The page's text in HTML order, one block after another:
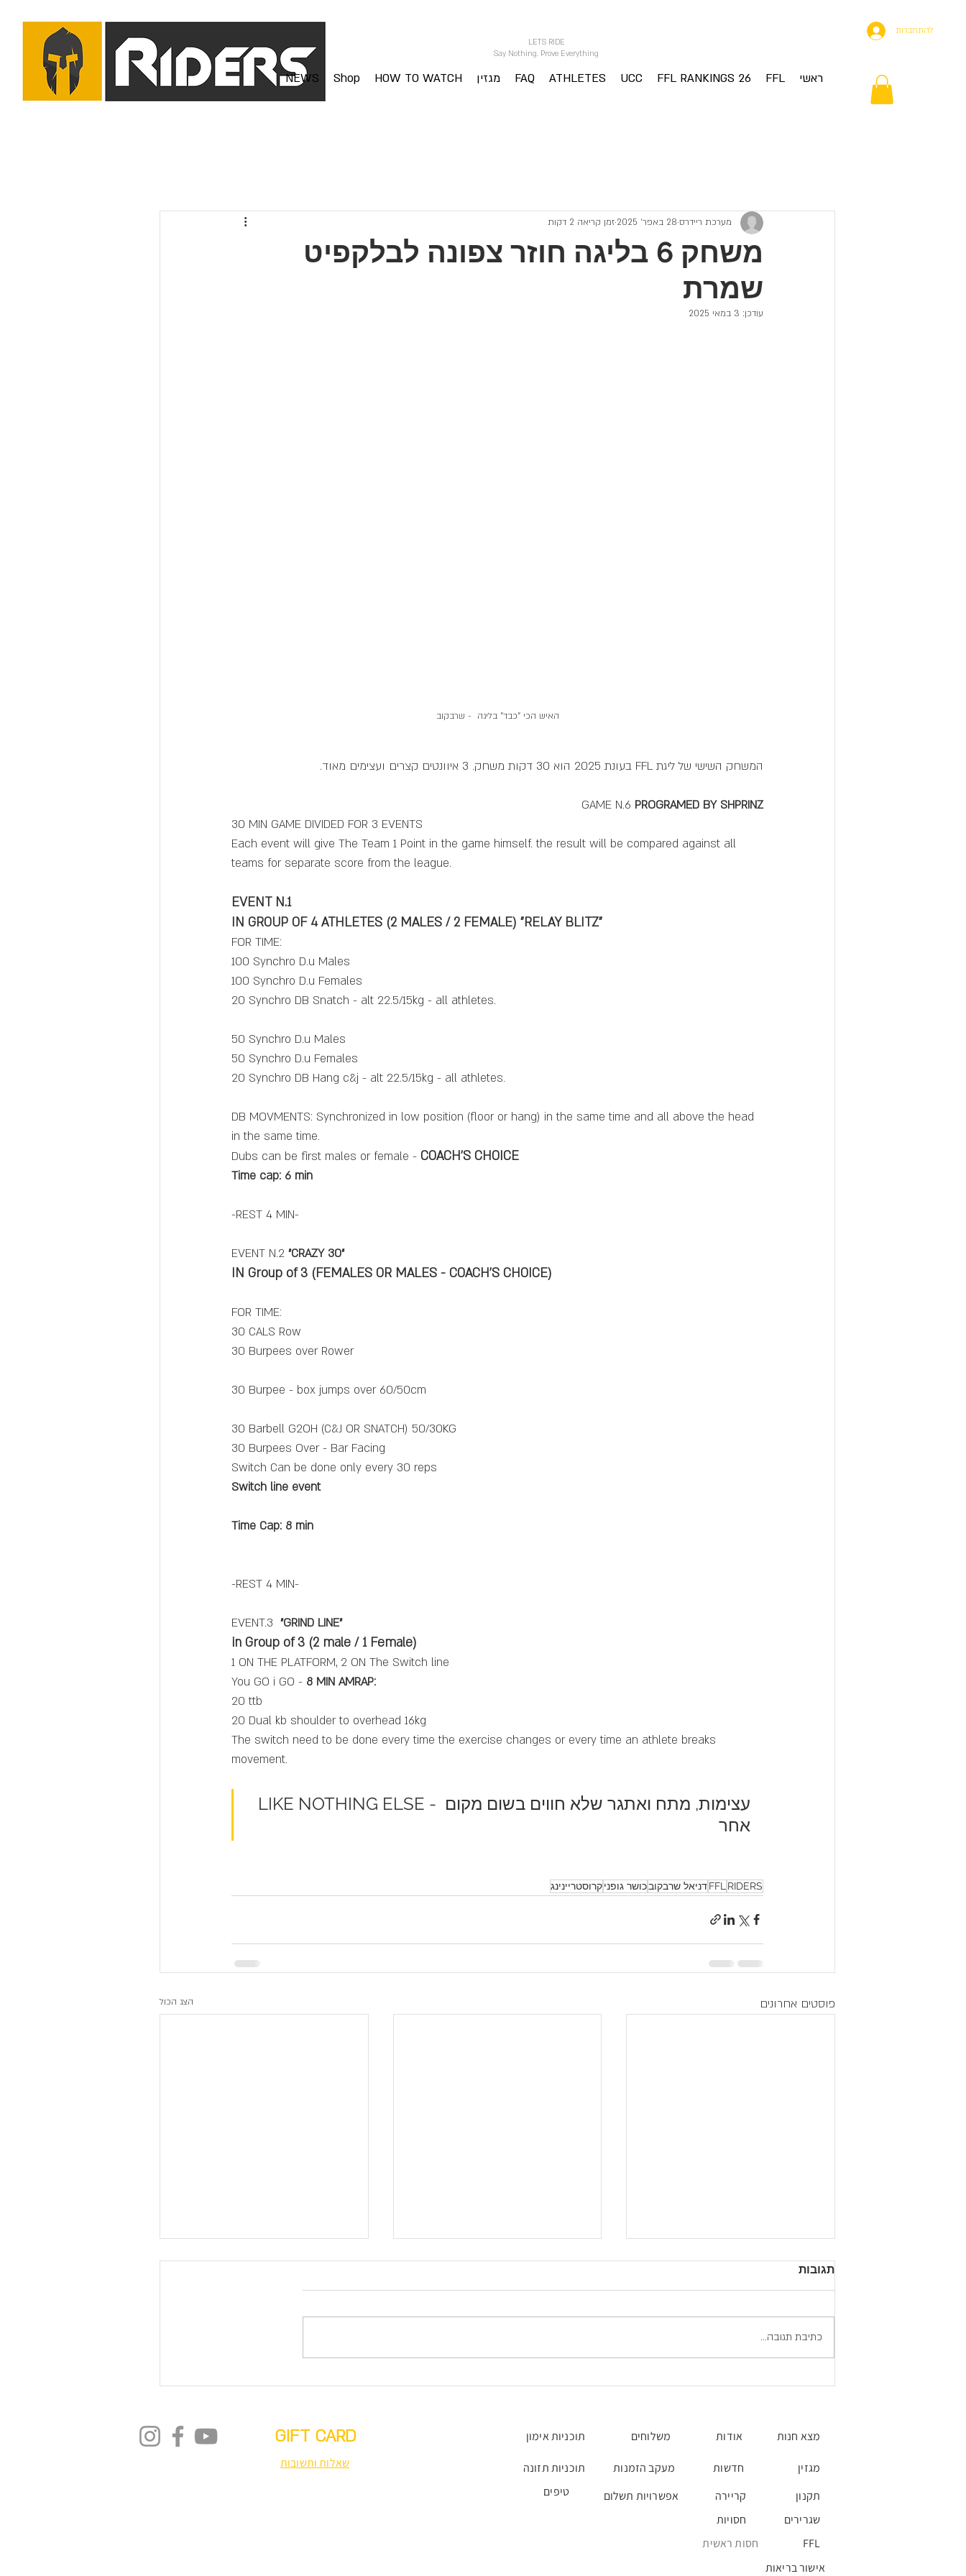
ראשי FFL
FFL RANKINGS 26
UCC
ATHLETES
FAQ מגזין HOW TO WATCH
Shop
NEWS
LETS RIDE
Say Nothing. Prove Everything
להתחברות
משחק 6 בליגה חוזר צפונה לבלקפיט
שמרת
מערכת ריידרס 28 באפר׳ 2025 זמן קריאה 2 דקות
עודכן: 3 במאי 2025
האיש הכי "כבד" בליגה  - שרבקוב
המשחק השישי של ליגת FFL בעונת 2025 הוא 30 דקות משחק. 3 איוונטים קצרים ועצימים מאוד.
GAME N.6 PROGRAMED BY SHPRINZ
30 MIN GAME DIVIDED FOR 3 EVENTS
Each event will give The Team 1 Point in the game himself. the result will be compared against all
teams for separate score from the league.
EVENT N.1
IN GROUP OF 4 ATHLETES (2 MALES / 2 FEMALE) "RELAY BLITZ"
FOR TIME:
100 Synchro D.u Males
100 Synchro D.u Females
20 Synchro DB Snatch - alt 22.5/15kg - all athletes.
50 Synchro D.u Males
50 Synchro D.u Females
20 Synchro DB Hang c&j - alt 22.5/15kg - all athletes.
DB MOVMENTS: Synchronized in low position (floor or hang) in the same time and all above the head
in the same time.
Dubs can be first males or female - COACH'S CHOICE
Time cap: 6 min
-REST 4 MIN-
EVENT N.2 "CRAZY 30"
IN Group of 3 (FEMALES OR MALES - COACH'S CHOICE)
FOR TIME:
30 CALS Row
30 Burpees over Rower
30 Burpee - box jumps over 60/50cm
30 Barbell G2OH (C&J OR SNATCH) 50/30KG
30 Burpees Over - Bar Facing
Switch Can be done only every 30 reps
Switch line event
Time Cap: 8 min
-REST 4 MIN-
EVENT.3 "GRIND LINE"
in Group of 3 (2 male / 1 Female)
1 ON THE PLATFORM, 2 ON The Switch line
You GO i GO - 8 MIN AMRAP:
20 ttb
20 Dual kb shoulder to overhead 16kg
The switch need to be done every time the exercise changes or every time an athlete breaks
movement.
LIKE NOTHING ELSE - עצימות, מתח ואתגר שלא חווים בשום מקום
אחר
RIDERS
FFLדניאל שרבקובכושר גופניקרוסטריינינג
פוסטים אחרונים הצג הכול
תגובות
כתיבת תגובה...
GIFT CARD
שאלות ותשובות
תוכניות אימון
תוכניות תזונה
טיפים
משלוחים אודות מצא חנות
מעקב הזמנות חדשות
מגזין
אפשרויות תשלום
קריירה
תקנון
חסויות
שגרירים
חסות ראשית
FFL
אישור בריאות